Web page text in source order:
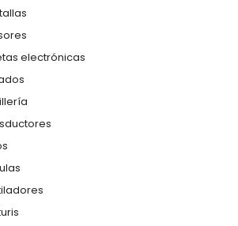
electrónicas